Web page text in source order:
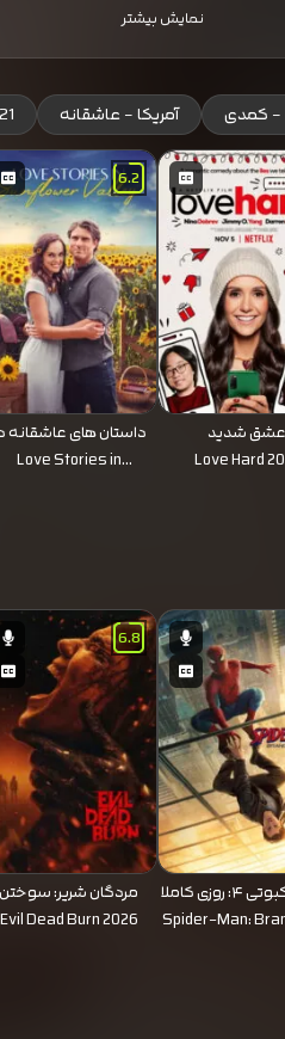
نمایش بیشتر
- کمدی آمریکا - عاشقانه
عشق شدید
Love Hard
6.2
داستان های عاشقانه
دره گل آفتابگردان
Love Stories in
مرد عنکبوتی ۴: روزی کاملا
تازهSpider-Man:
6.8
مردگان شریر: سوختن
Evil Dead Burn 2026